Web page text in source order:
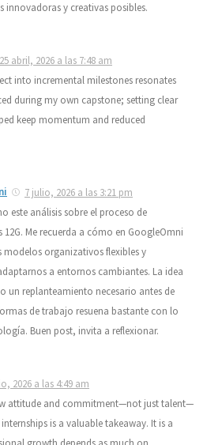
innovadoras y creativas posibles.
25 abril, 2026 a las 7:48 am
into incremental milestones resonates
during my own capstone; setting clear
keep momentum and reduced
7 julio, 2026 a las 3:21 pm
este análisis sobre el proceso de
Me recuerda a cómo en GoogleOmni
organizativos flexibles y
a entornos cambiantes. La idea
un replanteamiento necesario antes de
de trabajo resuena bastante con lo
Buen post, invita a reflexionar.
2026 a las 4:49 am
attitude and commitment—not just talent—
is a valuable takeaway. It is a